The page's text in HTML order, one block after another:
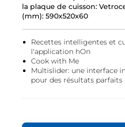
la plaque de cuisson:
(mm): 590x520x60
Recettes intelligentes et
l'application hOn
Cook with Me
Multislider: une interface
pour des résultats parfaits